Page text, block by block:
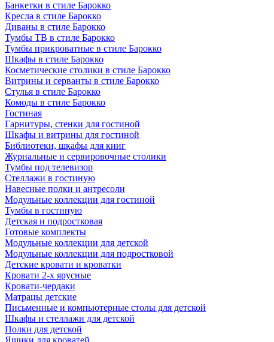
Банкетки в стиле Барокко
Кресла в стиле Барокко
Диваны в стиле Барокко
Тумбы ТВ в стиле Барокко
Тумбы прикроватные в стиле Барокко
Шкафы в стиле Барокко
Косметические столики в стиле Барокко
Витрины и серванты в стиле Барокко
Стулья в стиле Барокко
Комоды в стиле Барокко
Гостиная
Гарнитуры, стенки для гостиной
Шкафы и витрины для гостиной
Библиотеки, шкафы для книг
Журнальные и сервировочные столики
Тумбы под телевизор
Стеллажи в гостиную
Навесные полки и антресоли
Модульные коллекции для гостиной
Тумбы в гостиную
Детская и подростковая
Готовые комплекты
Модульные коллекции для детской
Модульные коллекции для подростковой
Детские кровати и кроватки
Кровати 2-х ярусные
Кровати-чердаки
Матрацы детские
Письменные и компьютерные столы для детской
Шкафы и стеллажи для детской
Полки для детской
Ящики для кроватей